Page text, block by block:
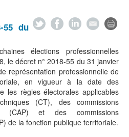
55 du
élections professionnelles
le décret n° 2018-55 du 31 janvier
représentation professionnelle de
en vigueur à la date des
les règles électorales applicables
(CT), des commissions
(CAP) et des commissions
de la fonction publique territoriale.